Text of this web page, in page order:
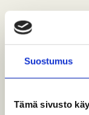
Suostumus
Tämä sivusto